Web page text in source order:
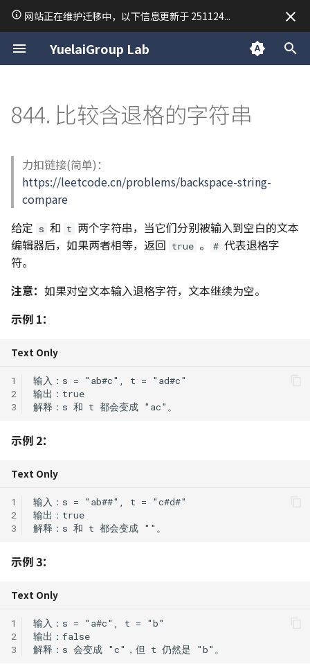
网站正在维护迁移中，以下信息更新于 251124...
YuelaiGroup Lab
正
始
引
擎
关于悦来
Linux 简单配置一台 Ubuntu 开
Vim 学习笔记
Linux 内核编译尝试
Web
后端开发
Python Python 笔记 | print 函数
Python 笔记 | 条件语句
Python 笔记 | 字典 dict
用
辨析
C 语言期末考试常用函数
Cpp
基本问题
C++ 笔记 | 第3课 类
C++ 笔记 | 第5课 类的继
C++ 笔记 | 第6课 模版
入与输出
Writing Markdown
Mathematics
泰勒级数
Materials Science
VASP 简明教程
第一个和最后一个位置
69. x 的平方根
367. 有效的完全平方数
704. 二分查找
官方题解
双指针
复杂度分析
59. 螺旋矩阵 II
项的下标
459. 重复的子字符串
点
160. 相交链表
347. 前 K 个高频元素
209. 长度最小的子数组
904. 水果成篮
后序遍历
101. 对称二叉树
102. 二叉树的层序遍历
106. 从中序与后序遍历序列
构造二叉树
110. 平衡二叉树
236. 二叉树的最近公共祖先
257. 二叉树的所有路径
450. 删除二叉搜索树中的节
513. 找树左下角的值
加树
669. 修剪二叉搜索树
37. 解数独
40. 组合总和 II
47. 全排列 II
51. N DOUDOU
77. 组合
93. 复原 IP 地址
491. 非递减子序列
53. 最大子数组和
122. 买卖股票的最佳时机 II
134. 加油站
135. 分发糖果
376. 摆动序列
406. 根据身高重建队列
球
763. 划分字母区间
968. 监控二叉树
1005. K 次取反后最大化的数
组和
70. 爬楼梯
72. 编辑距离
96. 不同的二叉搜索树
115. 不同的子序列
121-123/188. 买卖股票的最
139. 单词拆分
213. 打家劫舍 II
300. 最长递增子序列
309. 买卖股票的最佳时机含
冷冻期
322. 零钱兑换
337. 打家劫舍 III
343. 整数拆分
377. 组合总和 Ⅳ
416. 分割等和子集
474. 一和零
84. 柱状图中最大的矩形
496/503. 下一个更大元素 I/II
739. 每日温度
RedisMQ
Rapid Authorization
Day 2
2024
分类 技术
844. 比较含退格的字符串
力扣链接(简单)：
https://leetcode.cn/problems/backspace-string-
compare
给定 s 和 t 两个字符串，当它们分别被输入到空白的文本
编辑器后，如果两者相等，返回 true 。 # 代表退格字
符。
注意： 如果对空文本输入退格字符，文本继续为空。
示例 1：
Text Only
1
2
3
示例 2：
Text Only
1
2
3
示例 3：
Text Only
1
2
3